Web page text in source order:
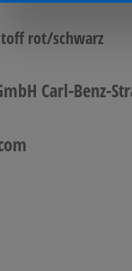
rot/schwarz
Carl-Benz-